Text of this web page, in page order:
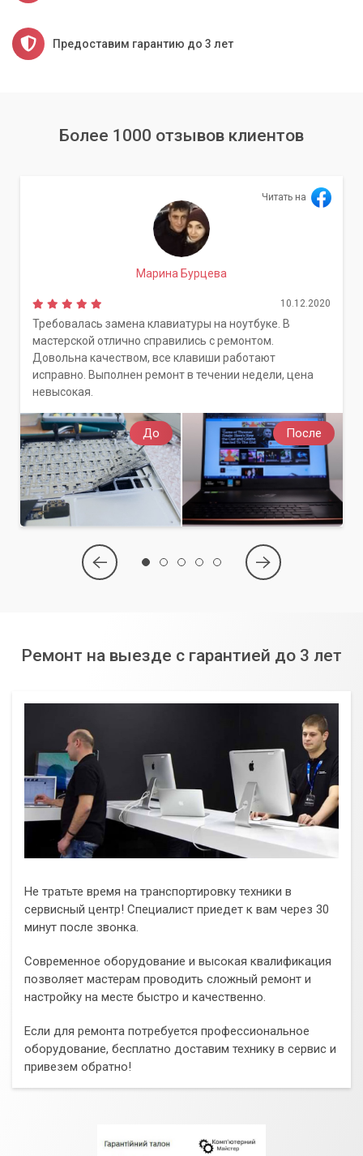
Предоставим гарантию до 3 лет
Более 1000 отзывов клиентов
До После
Читать на
Марина Бурцева
10.12.2020
Требовалась замена клавиатуры на ноутбуке. В
мастерской отлично справились с ремонтом.
Довольна качеством, все клавиши работают
исправно. Выполнен ремонт в течении недели, цена
невысокая.
Ремонт на выезде с гарантией до 3 лет
Не тратьте время на транспортировку техники в
сервисный центр! Специалист приедет к вам через 30
минут после звонка.
Современное оборудование и высокая квалификация
позволяет мастерам проводить сложный ремонт и
настройку на месте быстро и качественно.
Если для ремонта потребуется профессиональное
оборудование, бесплатно доставим технику в сервис и
привезем обратно!